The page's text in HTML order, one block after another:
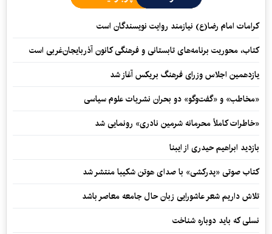
کرامات امام رضا(ع) نیازمند روایت نویسندگان است
کتاب، محوریت برنامه‌های تابستانی و فرهنگی کانون آذربایجان‌غربی است
یازدهمین اجلاس وزرای فرهنگ بریکس آغاز شد
«مخاطب» و «گفت‌وگو» دو بحران نشریات علوم سیاسی
«خاطرات کاملاً محرمانه شرمین نادری» رونمایی شد
بازدید ابراهیم حیدری از ایبنا
کتاب صوتی «پدرکشی» با صدای هوتن شکیبا منتشر شد
تلاش داریم شعر عاشورایی زبان حال جامعه معاصر باشد
نسلی که باید دوباره شناخت